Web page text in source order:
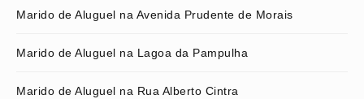
Marido de Aluguel na Avenida Prudente de Morais
Marido de Aluguel na Lagoa da Pampulha
Marido de Aluguel na Rua Alberto Cintra